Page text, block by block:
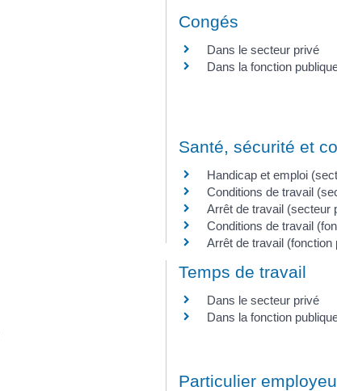
Congés
Dans le secteur privé
Dans la fonction
Santé, sécurité et
Handicap et emploi
Conditions de travail
Arrêt de travail (secteur
Conditions de travail
Arrêt de travail (fonction
Temps de travail
Dans le secteur privé
Dans la fonction
Particulier